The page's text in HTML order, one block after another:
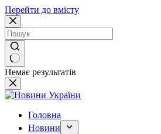
Перейти до вмісту
Немає результатів
Головна
Новини